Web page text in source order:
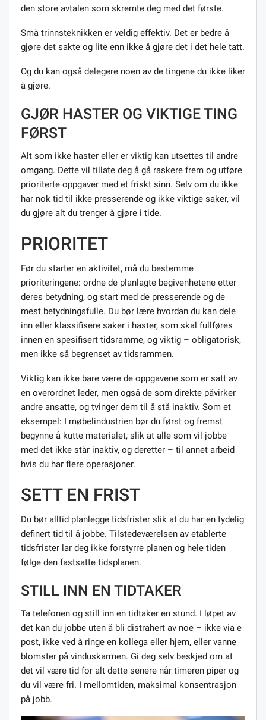
den store avtalen som skremte deg med det første.
Små trinnsteknikken er veldig effektiv. Det er bedre å
gjøre det sakte og lite enn ikke å gjøre det i det hele tatt.
Og du kan også delegere noen av de tingene du ikke liker
å gjøre.
GJØR HASTER OG VIKTIGE TING
FØRST
Alt som ikke haster eller er viktig kan utsettes til andre
omgang. Dette vil tillate deg å gå raskere frem og utføre
prioriterte oppgaver med et friskt sinn. Selv om du ikke
har nok tid til ikke-presserende og ikke viktige saker, vil
du gjøre alt du trenger å gjøre i tide.
PRIORITET
Før du starter en aktivitet, må du bestemme
prioriteringene: ordne de planlagte begivenhetene etter
deres betydning, og start med de presserende og de
mest betydningsfulle. Du bør lære hvordan du kan dele
inn eller klassifisere saker i haster, som skal fullføres
innen en spesifisert tidsramme, og viktig – obligatorisk,
men ikke så begrenset av tidsrammen.
Viktig kan ikke bare være de oppgavene som er satt av
en overordnet leder, men også de som direkte påvirker
andre ansatte, og tvinger dem til å stå inaktiv. Som et
eksempel: I møbelindustrien bør du først og fremst
begynne å kutte materialet, slik at alle som vil jobbe
med det ikke står inaktiv, og deretter – til annet arbeid
hvis du har flere operasjoner.
SETT EN FRIST
Du bør alltid planlegge tidsfrister slik at du har en tydelig
definert tid til å jobbe. Tilstedeværelsen av etablerte
tidsfrister lar deg ikke forstyrre planen og hele tiden
følge den fastsatte tidsplanen.
STILL INN EN TIDTAKER
Ta telefonen og still inn en tidtaker en stund. I løpet av
det kan du jobbe uten å bli distrahert av noe – ikke via e-
post, ikke ved å ringe en kollega eller hjem, eller vanne
blomster på vinduskarmen. Gi deg selv beskjed om at
det vil være tid for alt dette senere når timeren piper og
du vil være fri. I mellomtiden, maksimal konsentrasjon
på jobb.